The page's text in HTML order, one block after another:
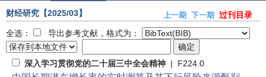
财经研究 【2025/03】 上一期 下一期
过刊目录
全选：
导出参考文献，格式为：
深入学习贯彻党的二十届三中全会精神 | F224.0